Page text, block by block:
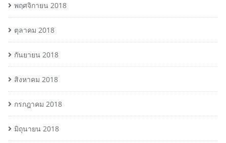
พฤศจิกายน 2018
ตุลาคม 2018
กันยายน 2018
สิงหาคม 2018
กรกฎาคม 2018
มิถุนายน 2018